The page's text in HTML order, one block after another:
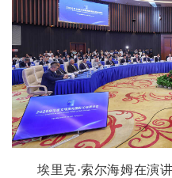
埃里克·索尔海姆在演